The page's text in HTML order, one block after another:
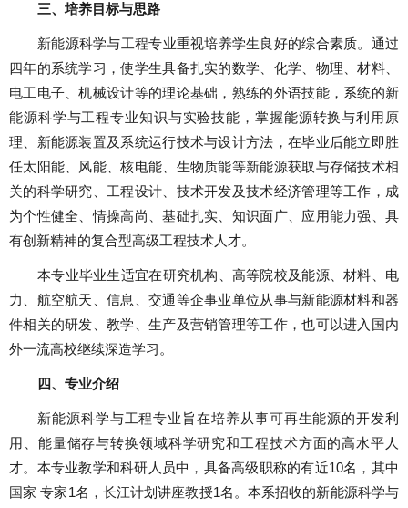
三、培养目标与思路
新能源科学与工程专业重视培养学生良好的综合素质。通过
四年的系统学习，使学生具备扎实的数学、化学、物理、材料、
电工电子、机械设计等的理论基础，熟练的外语技能，系统的新
能源科学与工程专业知识与实验技能，掌握能源转换与利用原
理、新能源装置及系统运行技术与设计方法，在毕业后能立即胜
任太阳能、风能、核电能、生物质能等新能源获取与存储技术相
关的科学研究、工程设计、技术开发及技术经济管理等工作，成
为个性健全、情操高尚、基础扎实、知识面广、应用能力强、具
有创新精神的复合型高级工程技术人才。
本专业毕业生适宜在研究机构、高等院校及能源、材料、电
力、航空航天、信息、交通等企事业单位从事与新能源材料和器
件相关的研发、教学、生产及营销管理等工作，也可以进入国内
外一流高校继续深造学习。
四、专业介绍
新能源科学与工程专业旨在培养从事可再生能源的开发利
用、能量储存与转换领域科学研究和工程技术方面的高水平人
才。本专业教学和科研人员中，具备高级职称的有近10名，其中
国家 专家1名，长江计划讲座教授1名。本系招收的新能源科学与